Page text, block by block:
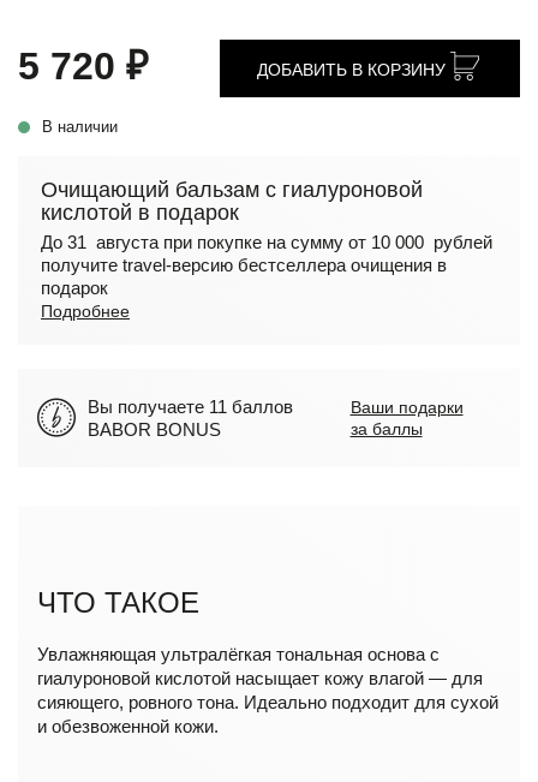
5 720 ₽
В наличии
ДОБАВИТЬ В КОРЗИНУ
Очищающий бальзам с гиалуроновой
кислотой в подарок
До 31 августа при покупке на сумму от 10 000 рублей
получите travel-версию бестселлера очищения в
подарок
Подробнее
Вы получаете 11 баллов
BABOR BONUS
Ваши подарки
за баллы
ЧТО ТАКОЕ
Увлажняющая ультралёгкая тональная основа с
гиалуроновой кислотой насыщает кожу влагой — для
сияющего, ровного тона. Идеально подходит для сухой
и обезвоженной кожи.